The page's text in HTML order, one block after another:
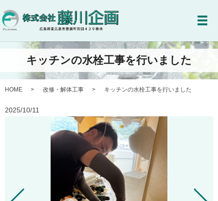
メ
キッチンの水栓工事を行いました
HOME 改修・解体工事 キッチンの水栓工事を行いました
2025/10/11